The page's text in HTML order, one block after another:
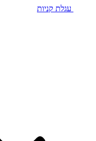
עגלת קניות